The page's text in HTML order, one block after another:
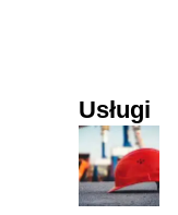
Usługi